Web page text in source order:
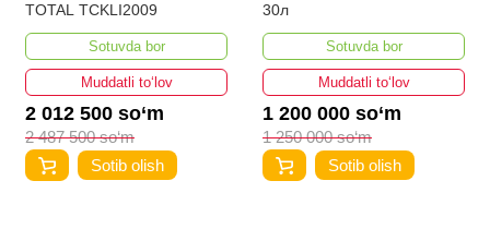
TOTAL TCKLI2009
Sotuvda bor
Muddatli to‘lov
2 012 500 so‘m
2 487 500 so‘m
Sotib olish
30л
Sotuvda bor
Muddatli to‘lov
1 200 000 so‘m
1 250 000 so‘m
Sotib olish